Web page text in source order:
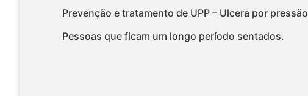
Prevenção e tratamento de UPP – Ulcera por pressão
Pessoas que ficam um longo período sentados.